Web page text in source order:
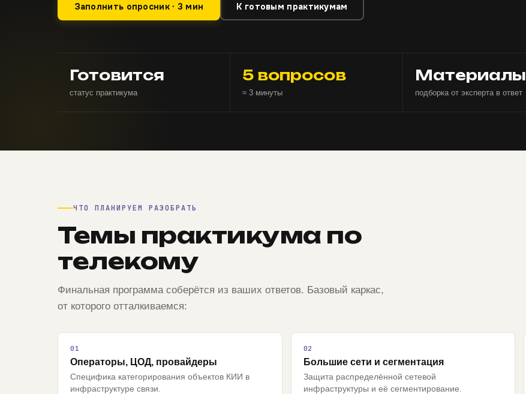
Заполнить опросник · 3 мин К готовым практикумам
Готовится
статус практикума
5 вопросов
≈ 3 минуты
Материалы
подборка от эксперта в ответ
ЧТО ПЛАНИРУЕМ РАЗОБРАТЬ
Темы практикума по
телекому
Финальная программа соберётся из ваших ответов. Базовый каркас,
от которого отталкиваемся:
Операторы, ЦОД, провайдеры
Специфика категорирования объектов КИИ в
инфраструктуре связи.
Большие сети и сегментация
Защита распределённой сетевой
инфраструктуры и её сегментирование.